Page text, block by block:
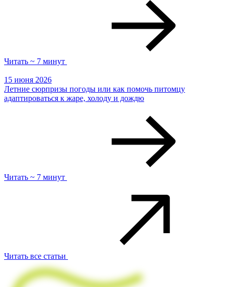
Читать ~ 7 минут
15 июня 2026
Летние сюрпризы погоды или как помочь питомцу
адаптироваться к жаре, холоду и дождю
Читать ~ 7 минут
Читать все статьи